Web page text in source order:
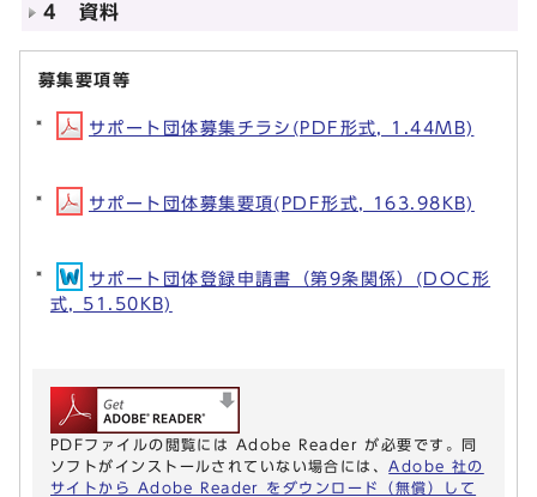
4 資料
募集要項等
サポート団体募集チラシ(PDF形式, 1.44MB)
サポート団体募集要項(PDF形式, 163.98KB)
サポート団体登録申請書（第9条関係）(DOC形
式, 51.50KB)
PDFファイルの閲覧には Adobe Reader が必要です。同
ソフトがインストールされていない場合には、 Adobe 社の
サイトから Adobe Reader をダウンロード（無償）して